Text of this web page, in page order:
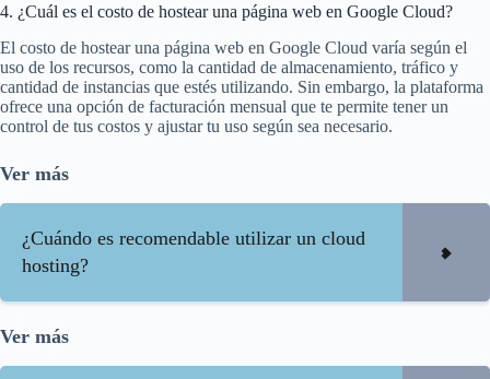
4. ¿Cuál es el costo de hostear una página web en Google Cloud?
El costo de hostear una página web en Google Cloud varía según el
uso de los recursos, como la cantidad de almacenamiento, tráfico y
cantidad de instancias que estés utilizando. Sin embargo, la plataforma
ofrece una opción de facturación mensual que te permite tener un
control de tus costos y ajustar tu uso según sea necesario.
Ver más
¿Cuándo es recomendable utilizar un cloud
hosting?
Ver más